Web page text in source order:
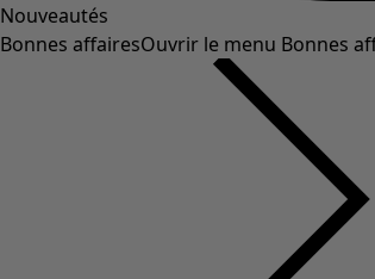
Nouveautés
Bonnes affairesOuvrir le menu Bonnes